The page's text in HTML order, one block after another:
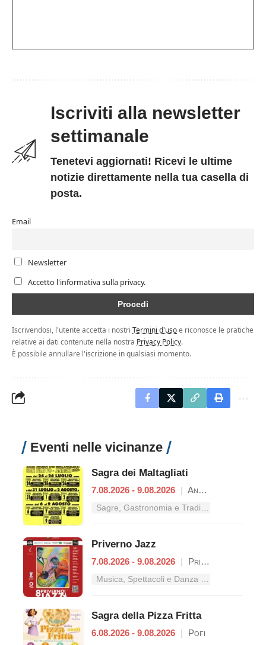
Iscriviti alla newsletter
settimanale
Tenetevi aggiornati! Ricevi le ultime
notizie direttamente nella tua casella di
posta.
Email
Newsletter
Accetto l'informativa sulla privacy.
Iscrivendosi, l'utente accetta i nostri Termini d'usoe riconosce le pratiche
relative ai dati contenute nella nostra Privacy Policy.
È possibile annullare l'iscrizione in qualsiasi momento.
Eventi nelle vicinanze
Sagra dei Maltagliati
7.08.2026 - 9.08.2026 | Anagni
Priverno Jazz
7.08.2026 - 9.08.2026 | Priverno
Sagra della Pizza Fritta
6.08.2026 - 9.08.2026 | Pofi